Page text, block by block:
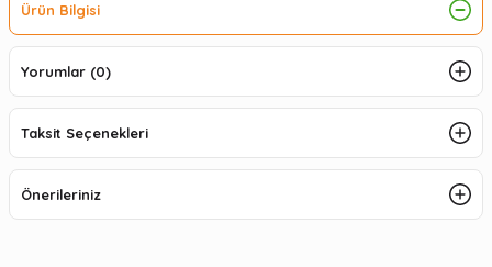
Ürün Bilgisi
Yorumlar (0)
Taksit Seçenekleri
Önerileriniz